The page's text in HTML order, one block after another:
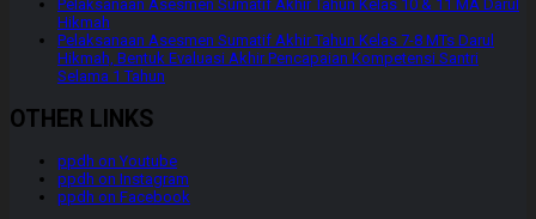
Pelaksanaan Asesmen Sumatif Akhir Tahun Kelas 10 & 11 MA Darul
Hikmah
Pelaksanaan Asesmen Sumatif Akhir Tahun Kelas 7-8 MTs Darul
Hikmah, Bentuk Evaluasi Akhir Pencapaian Kompetensi Santri
Selama 1 Tahun
OTHER LINKS
ppdh on Youtube
ppdh on Instagram
ppdh on Facebook